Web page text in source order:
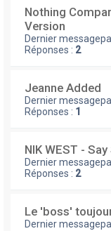
Nothing
Version
Dernier
Réponses : 2
Jeanne Added
Dernier
Réponses : 1
NIK WEST -
Dernier
Réponses : 2
Le 'boss'
Dernier